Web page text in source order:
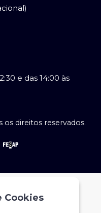
Cookies
e das 14:00 às
os direitos reservados.